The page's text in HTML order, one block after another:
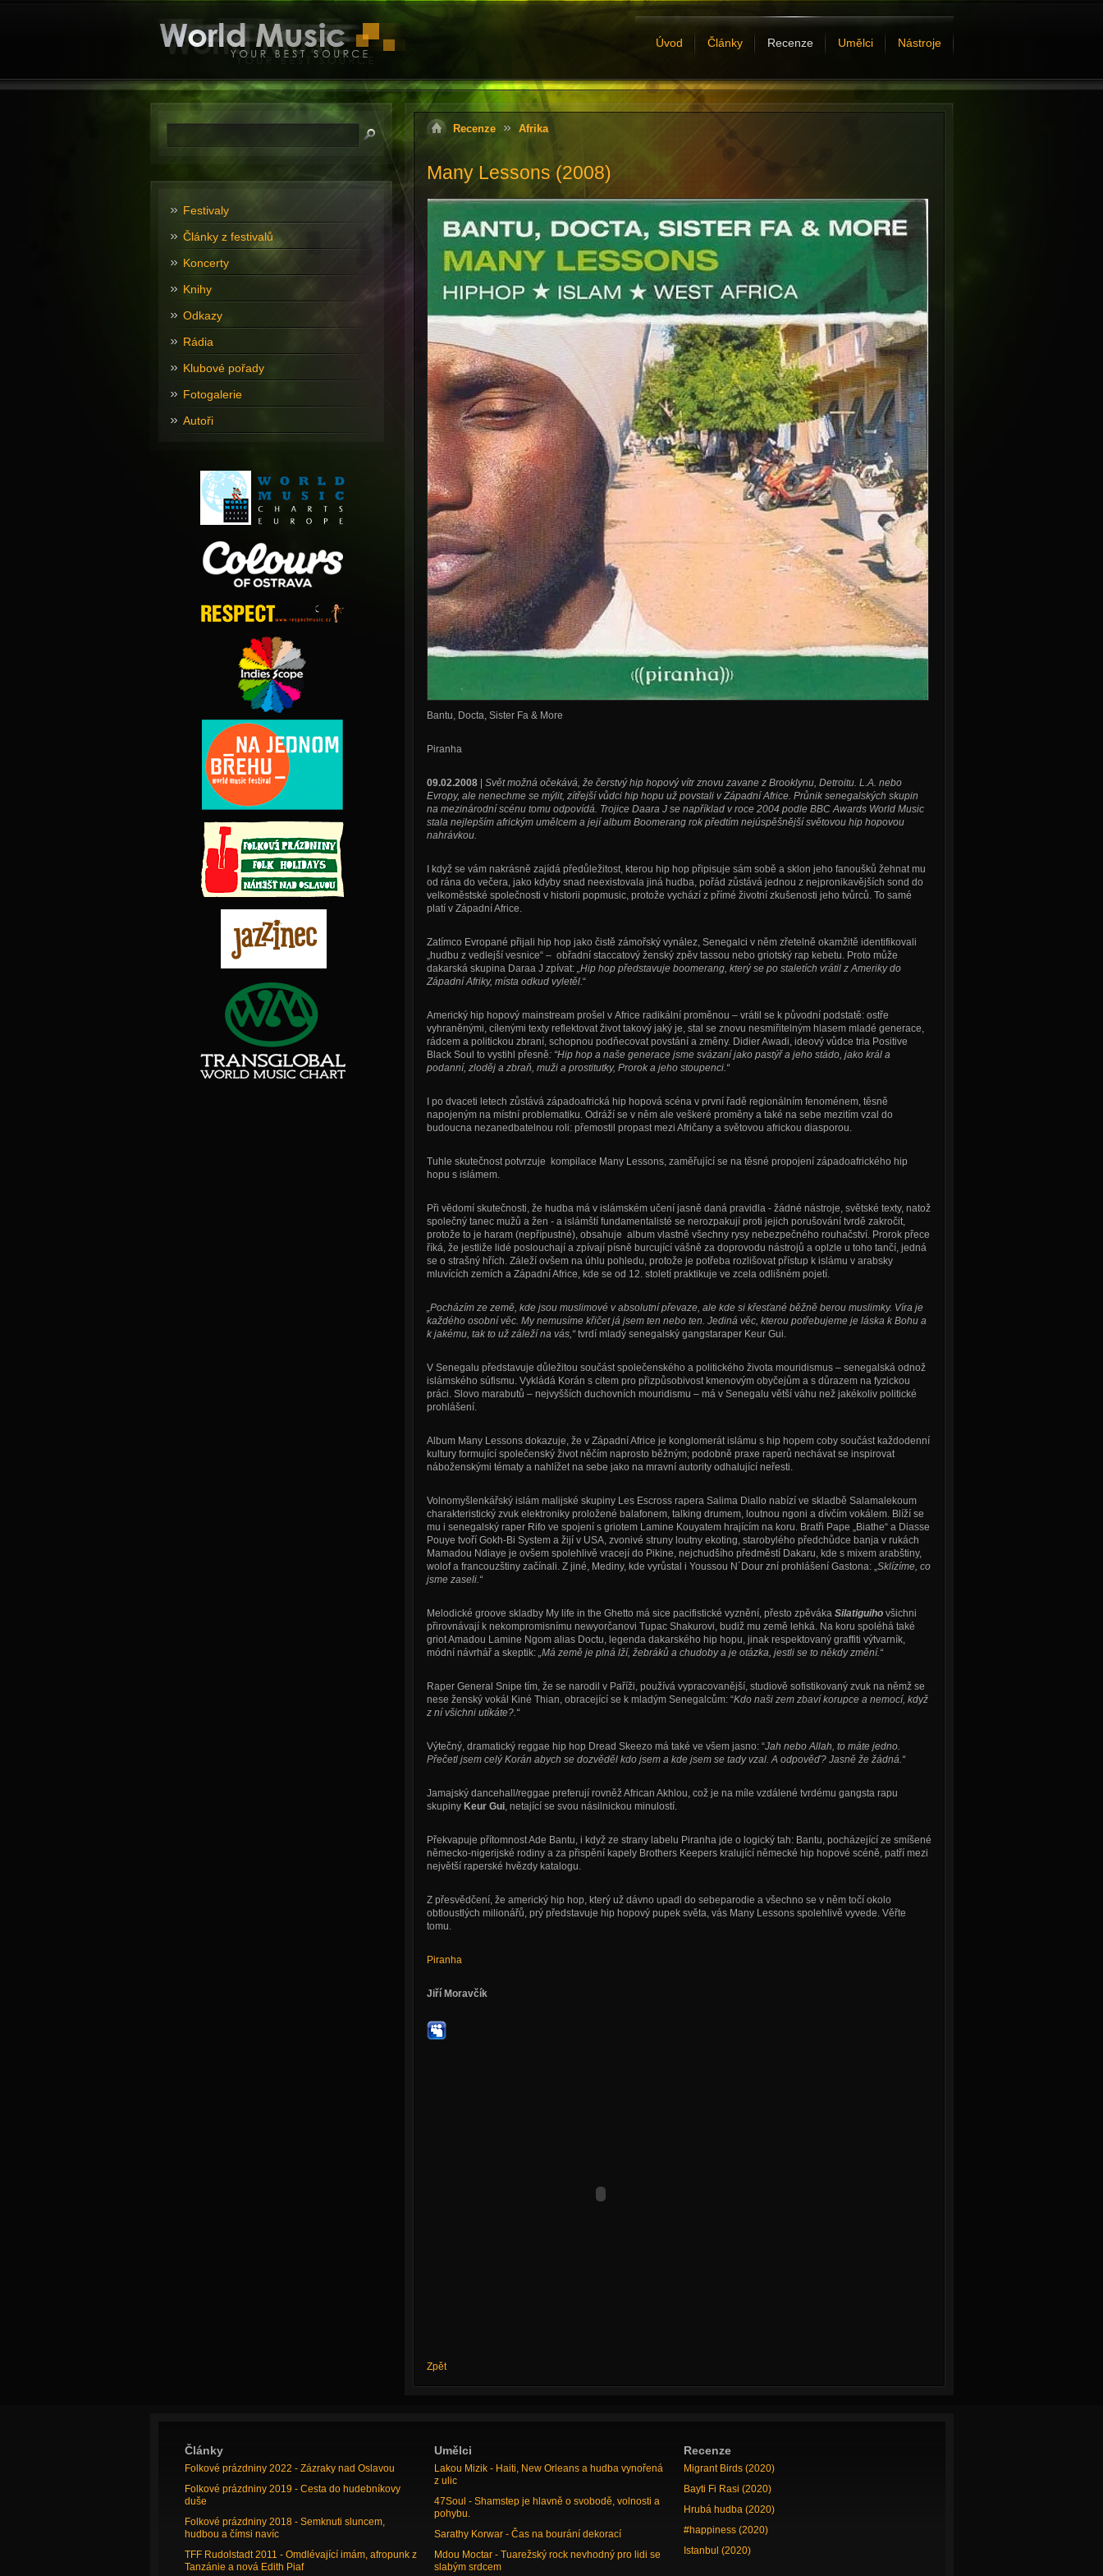
Úvod Články Recenze Umělci Nástroje
Recenze Afrika
Many Lessons (2008)
Bantu, Docta, Sister Fa & More
Piranha
09.02.2008| Svět možná očekává, že čerstvý hip hopový vítr znovu zavane z Brooklynu, Detroitu. L.A. nebo
Evropy, ale nenechme se mýlit, zítřejší vůdci hip hopu už povstali v Západní Africe. Průnik senegalských skupin
na mezinárodní scénu tomu odpovídá. Trojice Daara J se například v roce 2004 podle BBC Awards World Music
stala nejlepším africkým umělcem a její album Boomerang rok předtím nejúspěšnější světovou hip hopovou
nahrávkou.
I když se vám nakrásně zajídá předůležitost, kterou hip hop připisuje sám sobě a sklon jeho fanoušků žehnat mu
od rána do večera, jako kdyby snad neexistovala jiná hudba, pořád zůstává jednou z nejpronikavějších sond do
velkoměstské společnosti v historii popmusic, protože vychází z přímé životní zkušenosti jeho tvůrců. To samé
platí v Západní Africe.
Zatímco Evropané přijali hip hop jako čistě zámořský vynález, Senegalci v něm zřetelně okamžitě identifikovali
„hudbu z vedlejší vesnice“ – obřadní staccatový ženský zpěv tassou nebo griotský rap kebetu. Proto může
dakarská skupina Daraa J zpívat: „Hip hop představuje boomerang, který se po staletích vrátil z Ameriky do
Západní Afriky, místa odkud vyletěl.“
Americký hip hopový mainstream prošel v Africe radikální proměnou – vrátil se k původní podstatě: ostře
vyhraněnými, cílenými texty reflektovat život takový jaký je, stal se znovu nesmiřitelným hlasem mladé generace,
rádcem a politickou zbraní, schopnou podňecovat povstání a změny. Didier Awadi, ideový vůdce tria Positive
Black Soul to vystihl přesně: “Hip hop a naše generace jsme svázaní jako pastýř a jeho stádo, jako král a
podanní, zloděj a zbraň, muži a prostitutky, Prorok a jeho stoupenci.“
I po dvaceti letech zůstává západoafrická hip hopová scéna v první řadě regionálním fenoménem, těsně
napojeným na místní problematiku. Odráží se v něm ale veškeré proměny a také na sebe mezitím vzal do
budoucna nezanedbatelnou roli: přemostil propast mezi Afričany a světovou africkou diasporou.
Tuhle skutečnost potvrzuje kompilace Many Lessons, zaměřující se na těsné propojení západoafrického hip
hopu s islámem.
Při vědomí skutečnosti, že hudba má v islámském učení jasně daná pravidla - žádné nástroje, světské texty, natož
společný tanec mužů a žen - a islámští fundamentalisté se nerozpakují proti jejich porušování tvrdě zakročit,
protože to je haram (nepřípustné), obsahuje album vlastně všechny rysy nebezpečného rouhačství. Prorok přece
říká, že jestliže lidé poslouchají a zpívají písně burcující vášně za doprovodu nástrojů a oplzle u toho tančí, jedná
se o strašný hřích. Záleží ovšem na úhlu pohledu, protože je potřeba rozlišovat přístup k islámu v arabsky
mluvících zemích a Západní Africe, kde se od 12. století praktikuje ve zcela odlišném pojetí.
„Pocházím ze země, kde jsou muslimové v absolutní převaze, ale kde si křesťané běžně berou muslimky. Víra je
každého osobní věc. My nemusíme křičet já jsem ten nebo ten. Jediná věc, kterou potřebujeme je láska k Bohu a
k jakému, tak to už záleží na vás,“tvrdí mladý senegalský gangstaraper Keur Gui.
V Senegalu představuje důležitou součást společenského a politického života mouridismus – senegalská odnož
islámského súfismu. Vykládá Korán s citem pro přizpůsobivost kmenovým obyčejům a s důrazem na fyzickou
práci. Slovo marabutů – nejvyšších duchovních mouridismu – má v Senegalu větší váhu než jakékoliv politické
prohlášení.
Album Many Lessons dokazuje, že v Západní Africe je konglomerát islámu s hip hopem coby součást každodenní
kultury formující společenský život něčím naprosto běžným; podobně praxe raperů nechávat se inspirovat
náboženskými tématy a nahlížet na sebe jako na mravní autority odhalující neřesti.
Volnomyšlenkářský islám malijské skupiny Les Escross rapera Salima Diallo nabízí ve skladbě Salamalekoum
charakteristický zvuk elektroniky proložené balafonem, talking drumem, loutnou ngoni a dívčím vokálem. Blíží se
mu i senegalský raper Rifo ve spojení s griotem Lamine Kouyatem hrajícím na koru. Bratři Pape „Biathe“ a Diasse
Pouye tvoří Gokh-Bi System a žijí v USA, zvonivé struny loutny ekoting, starobylého předchůdce banja v rukách
Mamadou Ndiaye je ovšem spolehlivě vracejí do Pikine, nejchudšího předměstí Dakaru, kde s mixem arabštiny,
wolof a francouzštiny začínali. Z jiné, Mediny, kde vyrůstal i Youssou N´Dour zní prohlášení Gastona: „Sklízíme, co
jsme zaseli.“
Melodické groove skladby My life in the Ghetto má sice pacifistické vyznění, přesto zpěváka Silatiguihovšichni
přirovnávají k nekompromisnímu newyorčanovi Tupac Shakurovi, budiž mu země lehká. Na koru spoléhá také
griot Amadou Lamine Ngom alias Doctu, legenda dakarského hip hopu, jinak respektovaný graffiti výtvarník,
módní návrhář a skeptik: „Má země je plná lží, žebráků a chudoby a je otázka, jestli se to někdy změní.“
Raper General Snipe tím, že se narodil v Paříži, používá vypracovanější, studiově sofistikovaný zvuk na němž se
nese ženský vokál Kiné Thian, obracející se k mladým Senegalcům: “Kdo naši zem zbaví korupce a nemocí, když
z ní všichni utíkáte?.“
Výtečný, dramatický reggae hip hop Dread Skeezo má také ve všem jasno: “Jah nebo Allah, to máte jedno.
Přečetl jsem celý Korán abych se dozvěděl kdo jsem a kde jsem se tady vzal. A odpověď? Jasně že žádná.“
Jamajský dancehall/reggae preferují rovněž African Akhlou, což je na míle vzdálené tvrdému gangsta rapu
skupiny Keur Gui, netající se svou násilnickou minulostí.
Překvapuje přítomnost Ade Bantu, i když ze strany labelu Piranha jde o logický tah: Bantu, pocházející ze smíšené
německo-nigerijské rodiny a za přispění kapely Brothers Keepers kralující německé hip hopové scéně, patří mezi
největší raperské hvězdy katalogu.
Z přesvědčení, že americký hip hop, který už dávno upadl do sebeparodie a všechno se v něm točí okolo
obtloustlých milionářů, prý představuje hip hopový pupek světa, vás Many Lessons spolehlivě vyvede. Věřte
tomu.
Piranha
Jiří Moravčík
Zpět
Festivaly
Články z festivalů
Koncerty
Knihy
Odkazy
Rádia
Klubové pořady
Fotogalerie
Autoři
Články
Folkové prázdniny 2022 - Zázraky nad Oslavou
Folkové prázdniny 2019 - Cesta do hudebníkovy
duše
Folkové prázdniny 2018 - Semknuti sluncem,
hudbou a čímsi navíc
TFF Rudolstadt 2011 - Omdlévající imám, afropunk z
Tanzánie a nová Edith Piaf
Umělci
Lakou Mizik - Haiti, New Orleans a hudba vynořená
z ulic
47Soul - Shamstep je hlavně o svobodě, volnosti a
pohybu.
Sarathy Korwar - Čas na bourání dekorací
Mdou Moctar - Tuarežský rock nevhodný pro lidi se
slabým srdcem
Recenze
Migrant Birds (2020)
Bayti Fi Rasi (2020)
Hrubá hudba (2020)
#happiness (2020)
Istanbul (2020)